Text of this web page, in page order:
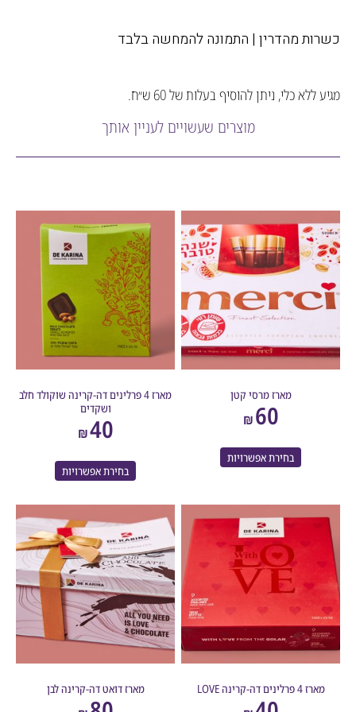
מהדרין | התמונה להמחשה בלבד
כלי, ניתן להוסיף בעלות של 60 ש״ח.
מוצרים שעשויים לעניין אותך
מארז מרסי קטן
בחירת אפשרויות
מארז 4 פרלינים דה-קרינה שוקולד חלב
בחירת אפשרויות
מארז דואט דה-קרינה לבן